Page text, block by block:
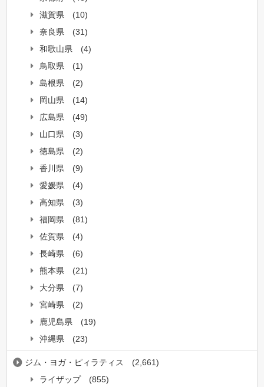
滋賀県
(10)
奈良県
(31)
和歌山県
(4)
鳥取県
(1)
島根県
(2)
岡山県
(14)
広島県
(49)
山口県
(3)
徳島県
(2)
香川県
(9)
愛媛県
(4)
高知県
(3)
福岡県
(81)
佐賀県
(4)
長崎県
(6)
熊本県
(21)
大分県
(7)
宮崎県
(2)
鹿児島県
(19)
沖縄県
(23)
ジム・ヨガ・ピィラティス
(2,661)
ライザップ
(855)